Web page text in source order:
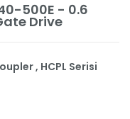
500E - 0.6
Drive
, HCPL Serisi